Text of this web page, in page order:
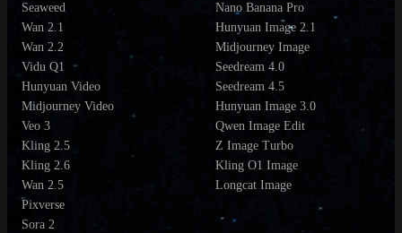
Seaweed
Wan 2.1
Wan 2.2
Vidu Q1
Hunyuan Video
Midjourney Video
Veo 3
Kling 2.5
Kling 2.6
Wan 2.5
Pixverse
Sora 2
Nano Banana Pro
Hunyuan Image 2.1
Midjourney Image
Seedream 4.0
Seedream 4.5
Hunyuan Image 3.0
Qwen Image Edit
Z Image Turbo
Kling O1 Image
Longcat Image